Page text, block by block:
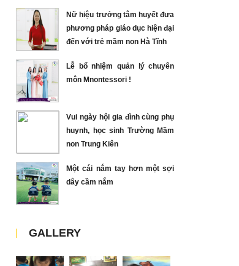
Nữ hiệu trưởng tâm huyết đưa
phương pháp giáo dục hiện đại
đến với trẻ mầm non Hà Tĩnh
Lễ bổ nhiệm quản lý chuyên
môn Mnontessori !
Vui ngày hội gia đình cùng phụ
huynh, học sinh Trường Mầm
non Trung Kiên
Một cái nắm tay hơn một sợi
dây cầm nắm
GALLERY